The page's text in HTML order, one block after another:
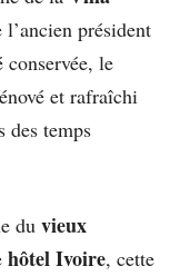
président
le
et rafraîchi
des temps
du vieux
hôtel Ivoire, cette